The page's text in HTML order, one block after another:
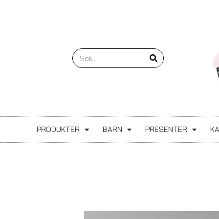
Sök
PRODUKTER BARN PRESENTER